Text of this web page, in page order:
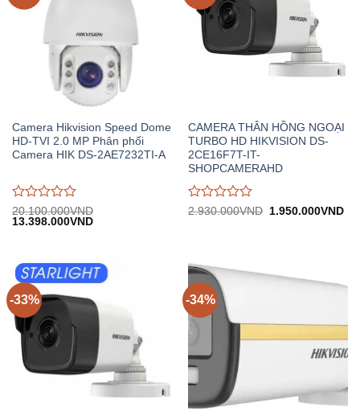
Camera Hikvision Speed Dome
HD-TVI 2.0 MP Phân phối
Camera HIK DS-2AE7232TI-A
Được
đánh
trên
5
20.100.000VND
Giá
13.398.000VNDGiá
CAMERA THÂN HỒNG NGOẠI
TURBO HD HIKVISION DS-
2CE16F7T-IT-
SHOPCAMERAHD
Được
trên
5
2.930.000VND
Giá
1.950.000VNDGiá
-33% -34%